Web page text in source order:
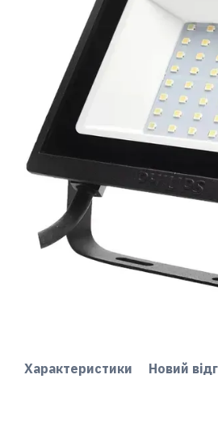
Характеристики Новий